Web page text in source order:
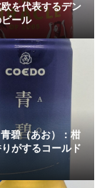
を代表するデン
ール
碧（あお）：柑
がするコールド